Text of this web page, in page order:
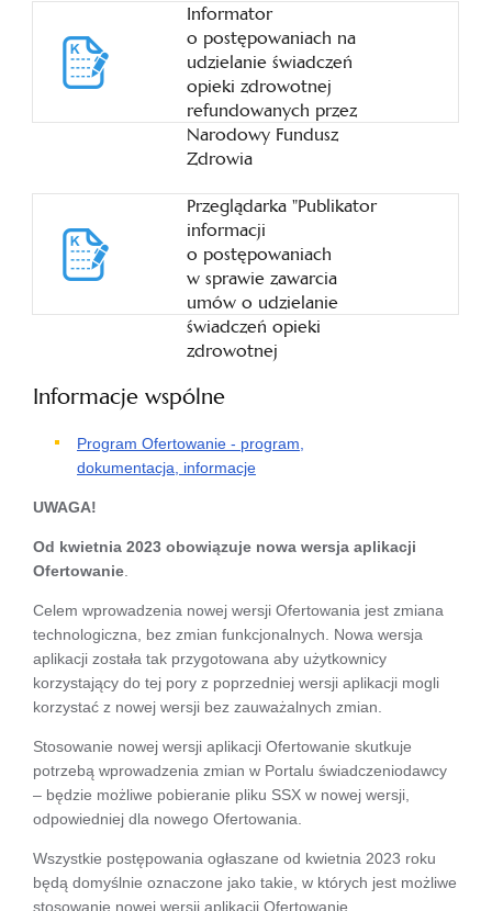
Informator
o postępowaniach na
udzielanie świadczeń
opieki zdrowotnej
refundowanych przez
Narodowy Fundusz
Zdrowia
Przeglądarka "Publikator
informacji
o postępowaniach
w sprawie zawarcia
umów o udzielanie
świadczeń opieki
zdrowotnej
Informacje wspólne
Program Ofertowanie - program,
dokumentacja, informacje
UWAGA!
Od kwietnia 2023 obowiązuje nowa wersja aplikacji
Ofertowanie
Celem wprowadzenia nowej wersji Ofertowania jest zmiana
technologiczna, bez zmian funkcjonalnych. Nowa wersja
aplikacji została tak przygotowana aby użytkownicy
korzystający do tej pory z poprzedniej wersji aplikacji mogli
korzystać z nowej wersji bez zauważalnych zmian.
Stosowanie nowej wersji aplikacji Ofertowanie skutkuje
potrzebą wprowadzenia zmian w Portalu świadczeniodawcy
– będzie możliwe pobieranie pliku SSX w nowej wersji,
odpowiedniej dla nowego Ofertowania.
Wszystkie postępowania ogłaszane od kwietnia 2023 roku
będą domyślnie oznaczone jako takie, w których jest możliwe
stosowanie nowej wersji aplikacji Ofertowanie.